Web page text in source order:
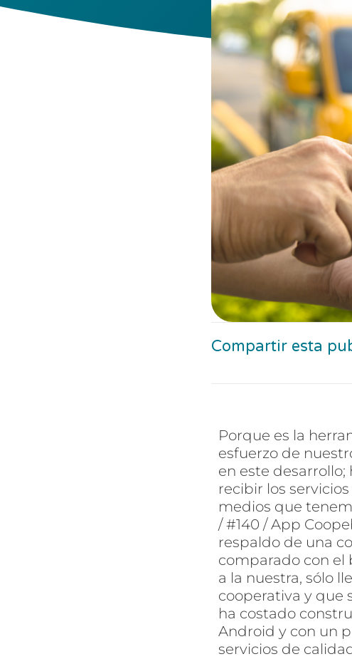
Compartir esta
Porque es la
esfuerzo de
en este
recibir los
medios que
/ #140 / App
respaldo de una
comparado con el
a la nuestra, sólo
cooperativa y que
ha costado
Android y con un
servicios de